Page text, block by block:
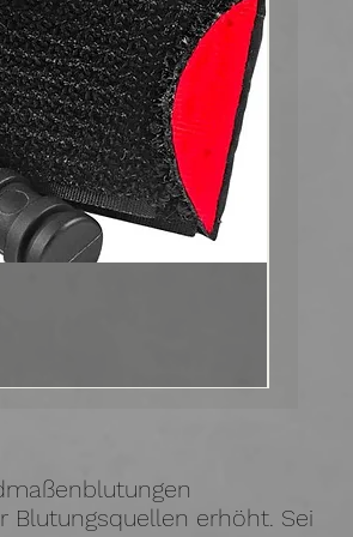
Blutungsquellen erhöht. Sei